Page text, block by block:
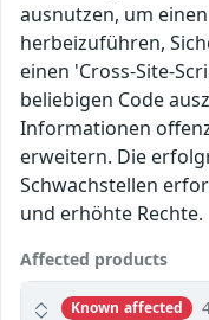
ausnutzen, um
herbeizuführen,
einen 'Cross-Site-
beliebigen Code
Informationen
erweitern. Die
Schwachstellen
und erhöhte Rechte.
Affected products
Known affected